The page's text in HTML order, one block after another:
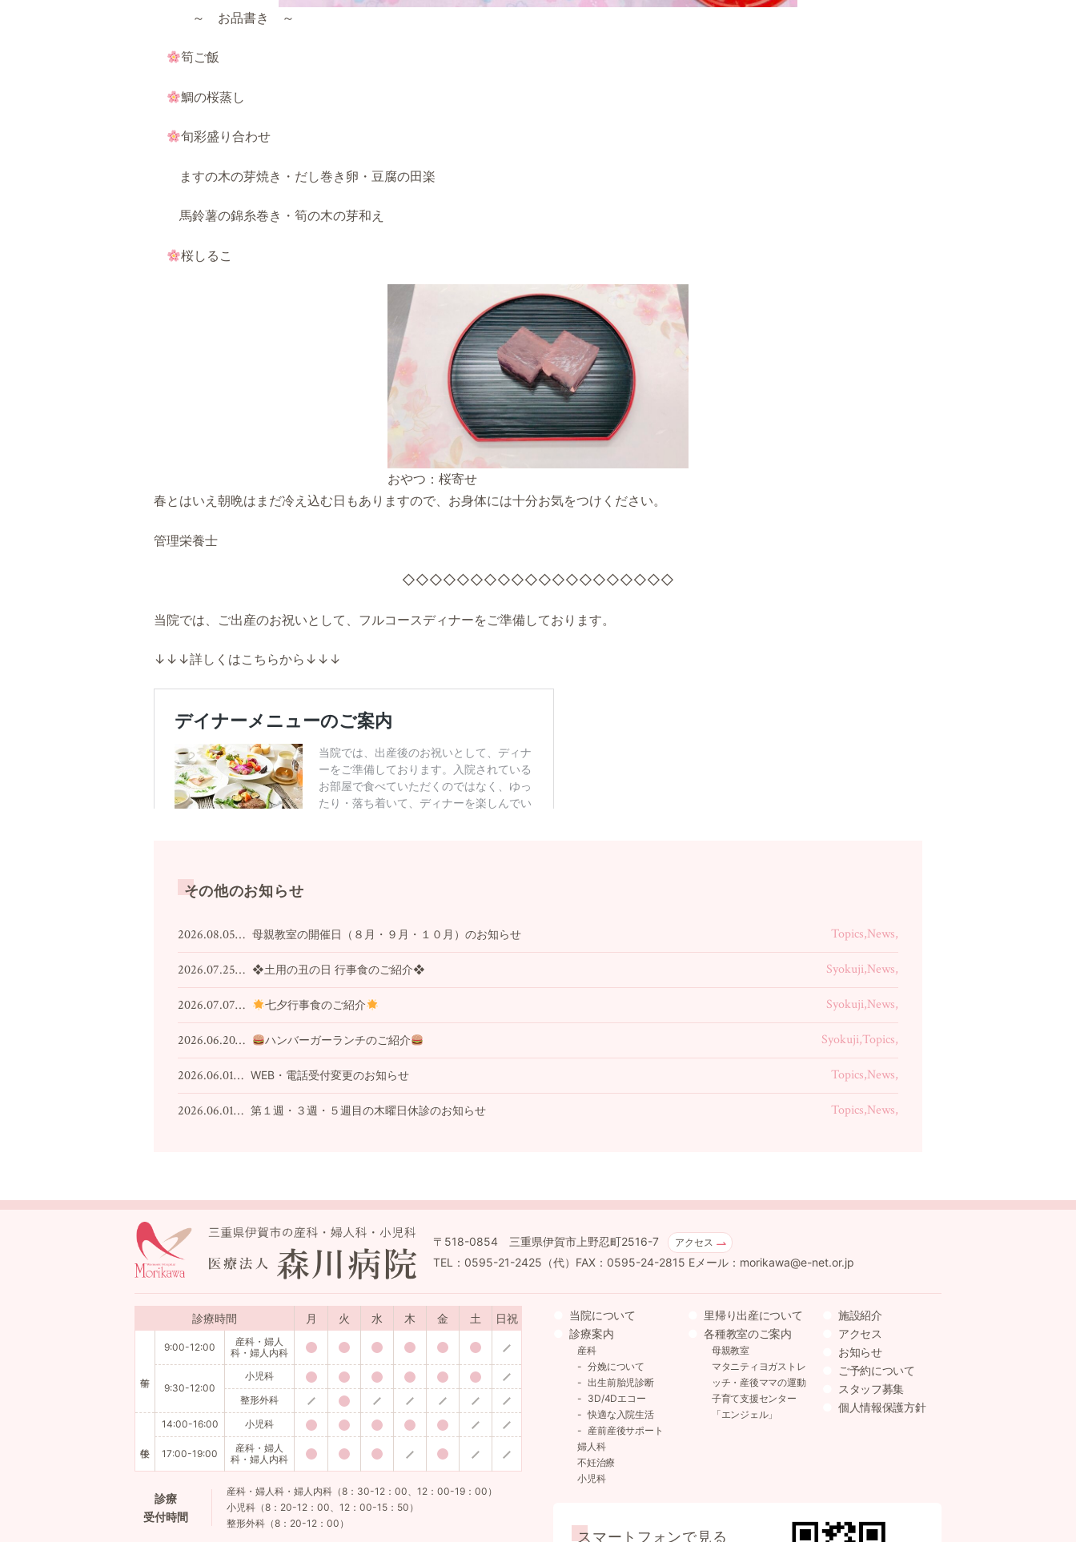
～ お品書き ～
筍ご飯
鯛の桜蒸し
旬彩盛り合わせ
ますの木の芽焼き・だし巻き卵・豆腐の田楽
馬鈴薯の錦糸巻き・筍の木の芽和え
桜しるこ
おやつ：桜寄せ
春とはいえ朝晩はまだ冷え込む日もありますので、お身体には十分お気をつけください。
管理栄養士
◇◇◇◇◇◇◇◇◇◇◇◇◇◇◇◇◇◇◇◇
当院では、ご出産のお祝いとして、フルコースディナーをご準備しております。
↓↓↓詳しくはこちらから↓↓↓
その他のお知らせ
2026.08.05… Topics,News,
母親教室の開催日（８月・９月・１０月）のお知らせ
2026.07.25… Syokuji,News,
❖土用の丑の日 行事食のご紹介❖
2026.07.07… Syokuji,News,
七夕行事食のご紹介
2026.06.20… Syokuji,Topics,
ハンバーガーランチのご紹介
2026.06.01… Topics,News,
WEB・電話受付変更のお知らせ
2026.06.01… Topics,News,
第１週・３週・５週目の木曜日休診のお知らせ
〒518-0854 三重県伊賀市上野忍町2516-7 アクセス
TEL：0595-21-2425（代）FAX：0595-24-2815 Eメール：morikawa@e-net.or.jp
診療時間 月 火 水 木 金 土 日祝
9:00-12:00
産科・婦人
科・婦人内科
9:30-12:00
小児科
整形外科
14:00-16:00
小児科
17:00-19:00
産科・婦人
科・婦人内科
診療
受付時間
産科・婦人科・婦人内科（8：30-12：00、12：00-19：00）
小児科（8：20-12：00、12：00-15：50）
整形外科（8：20-12：00）
当院について
診療案内
産科
分娩について
出生前胎児診断
3D/4Dエコー
快適な入院生活
産前産後サポート
婦人科
不妊治療
小児科
里帰り出産について
各種教室のご案内
母親教室
マタニティヨガストレ
ッチ・産後ママの運動
子育て支援センター
「エンジェル」
施設紹介
アクセス
お知らせ
ご予約について
スタッフ募集
個人情報保護方針
スマートフォンで見る